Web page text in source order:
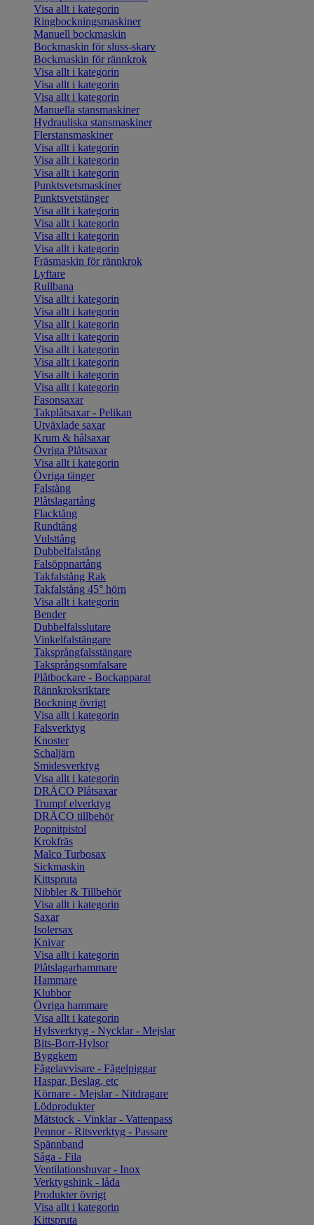
Visa allt i kategorin
Ringbockningsmaskiner
Manuell bockmaskin
Bockmaskin för sluss-skarv
Bockmaskin för rännkrok
Visa allt i kategorin
Visa allt i kategorin
Visa allt i kategorin
Manuella stansmaskiner
Hydrauliska stansmaskiner
Flerstansmaskiner
Visa allt i kategorin
Visa allt i kategorin
Visa allt i kategorin
Punktsvetsmaskiner
Punktsvetstänger
Visa allt i kategorin
Visa allt i kategorin
Visa allt i kategorin
Visa allt i kategorin
Fräsmaskin för rännkrok
Lyftare
Rullbana
Visa allt i kategorin
Visa allt i kategorin
Visa allt i kategorin
Visa allt i kategorin
Visa allt i kategorin
Visa allt i kategorin
Visa allt i kategorin
Visa allt i kategorin
Fasonsaxar
Takplåtsaxar - Pelikan
Utväxlade saxar
Krum & hålsaxar
Övriga Plåtsaxar
Visa allt i kategorin
Övriga tänger
Falstång
Plåtslagartång
Flacktång
Rundtång
Vulsttång
Dubbelfalstång
Falsöppnartång
Takfalstång Rak
Takfalstång 45° hörn
Visa allt i kategorin
Bender
Dubbelfalsslutare
Vinkelfalstängare
Taksprångfalsstängare
Taksprångsomfalsare
Plåtbockare - Bockapparat
Rännkroksriktare
Bockning övrigt
Visa allt i kategorin
Falsverktyg
Knoster
Schaljärn
Smidesverktyg
Visa allt i kategorin
DRÄCO Plåtsaxar
Trumpf elverktyg
DRÄCO tillbehör
Popnitpistol
Krokfräs
Malco Turbosax
Sickmaskin
Kittspruta
Nibbler & Tillbehör
Visa allt i kategorin
Saxar
Isolersax
Knivar
Visa allt i kategorin
Plåtslagarhammare
Hammare
Klubbor
Övriga hammare
Visa allt i kategorin
Hylsverktyg - Nycklar - Mejslar
Bits-Borr-Hylsor
Byggkem
Fågelavvisare - Fågelpiggar
Haspar, Beslag, etc
Körnare - Mejslar - Nitdragare
Lödprodukter
Mätstock - Vinklar - Vattenpass
Pennor - Ritsverktyg - Passare
Spännband
Såga - Fila
Ventilationshuvar - Inox
Verktygshink - låda
Produkter övrigt
Visa allt i kategorin
Kittspruta